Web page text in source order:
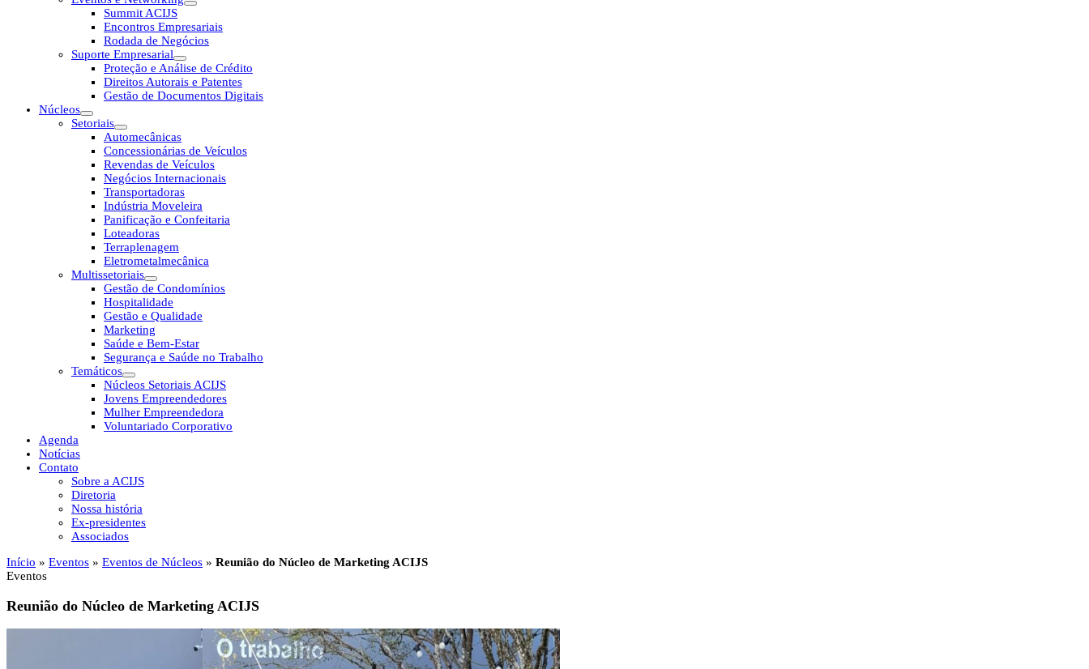
Summit ACIJS
Encontros Empresariais
Rodada de Negócios
Suporte Empresarial
Proteção e Análise de Crédito
Direitos Autorais e Patentes
Gestão de Documentos Digitais
Núcleos
Setoriais
Automecânicas
Concessionárias de Veículos
Revendas de Veículos
Negócios Internacionais
Transportadoras
Indústria Moveleira
Panificação e Confeitaria
Loteadoras
Terraplenagem
Eletrometalmecânica
Multissetoriais
Gestão de Condomínios
Hospitalidade
Gestão e Qualidade
Marketing
Saúde e Bem-Estar
Segurança e Saúde no Trabalho
Temáticos
Núcleos Setoriais ACIJS
Jovens Empreendedores
Mulher Empreendedora
Voluntariado Corporativo
Agenda
Notícias
Contato
Sobre a ACIJS
Diretoria
Nossa história
Ex-presidentes
Associados
Início » Eventos » Eventos de Núcleos » Reunião do Núcleo de Marketing ACIJS
Eventos
Reunião do Núcleo de Marketing ACIJS